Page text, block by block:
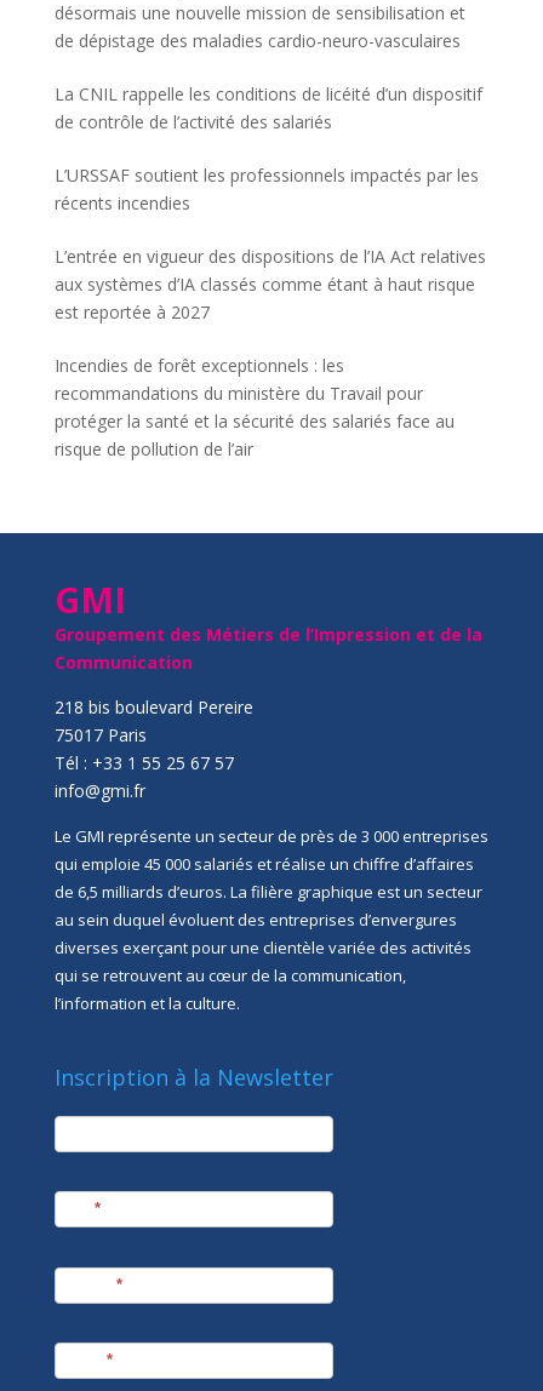
désormais une nouvelle mission de sensibilisation et
de dépistage des maladies cardio-neuro-vasculaires
La CNIL rappelle les conditions de licéité d’un dispositif
de contrôle de l’activité des salariés
L’URSSAF soutient les professionnels impactés par les
récents incendies
L’entrée en vigueur des dispositions de l’IA Act relatives
aux systèmes d’IA classés comme étant à haut risque
est reportée à 2027
Incendies de forêt exceptionnels : les
recommandations du ministère du Travail pour
protéger la santé et la sécurité des salariés face au
risque de pollution de l’air
GMI
Groupement des Métiers de l’Impression et de la
Communication
218 bis boulevard Pereire
75017 Paris
Tél : +33 1 55 25 67 57
info@gmi.fr
Le GMI représente un secteur de près de 3 000 entreprises
qui emploie 45 000 salariés et réalise un chiffre d’affaires
de 6,5 milliards d’euros. La filière graphique est un secteur
au sein duquel évoluent des entreprises d’envergures
diverses exerçant pour une clientèle variée des activités
qui se retrouvent au cœur de la communication,
l’information et la culture.
Inscription à la Newsletter
newsletter
*
*
*